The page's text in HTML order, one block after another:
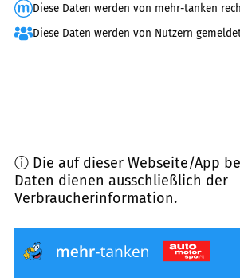
Diese Daten werden von mehr-tanken
Diese Daten werden von Nutzern
ⓘ Die auf dieser Webseite/App
Daten dienen ausschließlich der
Verbraucherinformation.